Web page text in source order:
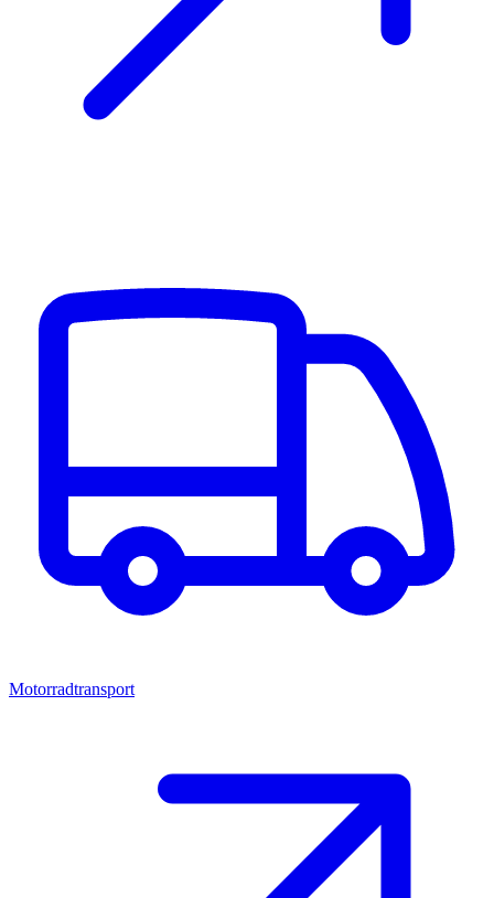
Motorradtransport